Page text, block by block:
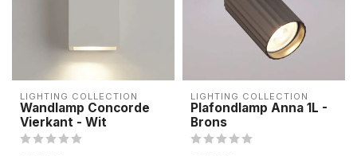
LIGHTING COLLECTION
Wandlamp Concorde
Vierkant - Wit
LIGHTING COLLECTION
Plafondlamp Anna 1L -
Brons